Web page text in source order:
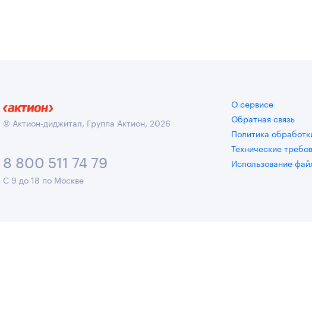
© Актион-диджитал, Группа Актион, 2026
8 800 511 74 79
С 9 до 18 по Москве
О сервисе
Обратная связь
Политика
Технические
Использование